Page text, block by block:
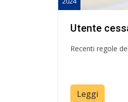
Utente
Recenti regole
Leggi